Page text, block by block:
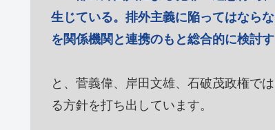
生じている。排外主義に陥ってはなら
を関係機関と連携のもと総合的に検討す
と、菅義偉、岸田文雄、石破茂政権で
る方針を打ち出しています。